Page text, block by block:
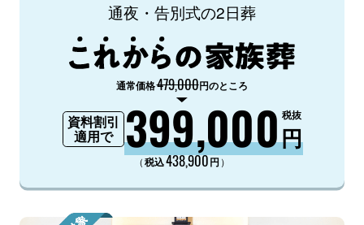
通夜・告別式の2日葬
通常価格479,000円のところ
資料割引
適用で
399,000円
税抜
（税込438,900円 ）